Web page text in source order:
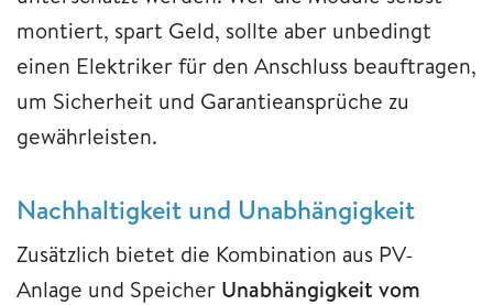
montiert, spart Geld, sollte aber unbedingt
einen Elektriker für den Anschluss beauftragen,
um Sicherheit und Garantieansprüche zu
gewährleisten.
Nachhaltigkeit und Unabhängigkeit
Zusätzlich bietet die Kombination aus PV-
Anlage und Speicher Unabhängigkeit vom